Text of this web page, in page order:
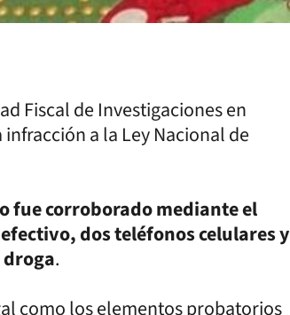
Fiscal de Investigaciones en
a la Ley Nacional de
fue corroborado mediante el
dos teléfonos celulares y
.
como los elementos probatorios